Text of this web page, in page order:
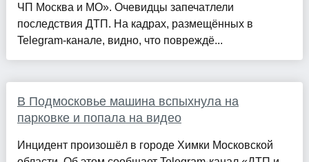
ЧП Москва и МО». Очевидцы запечатлели
последствия ДТП. На кадрах, размещённых в
Telegram-канале, видно, что повреждё...
В Подмосковье машина вспыхнула на
парковке и попала на видео
Инцидент произошёл в городе Химки Московской